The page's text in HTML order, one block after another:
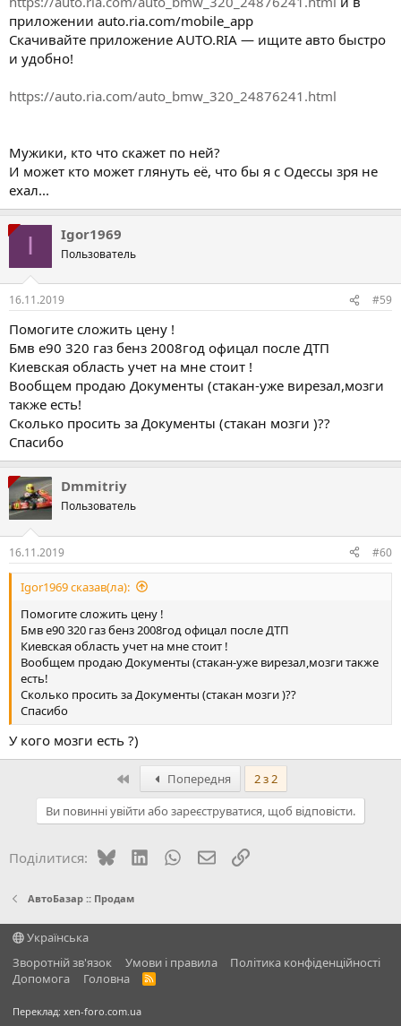
приложении auto.ria.com/mobile_app
Скачивайте приложение AUTO.RIA — ищите авто быстро
и удобно!
https://auto.ria.com/auto_bmw_320_24876241.html
Мужики, кто что скажет по ней?
И может кто может глянуть её, что бы я с Одессы зря не
ехал...
I Igor1969
Пользователь
16.11.2019 #59
Помогите сложить цену !
Бмв е90 320 газ бенз 2008год офицал после ДТП
Киевская область учет на мне стоит !
Вообщем продаю Документы (стакан-уже вирезал,мозги
также есть!
Сколько просить за Документы (стакан мозги )??
Спасибо
Dmmitriy
Пользователь
16.11.2019 #60
Igor1969 сказав(ла):
Помогите сложить цену !
Бмв е90 320 газ бенз 2008год офицал после ДТП
Киевская область учет на мне стоит !
Вообщем продаю Документы (стакан-уже вирезал,мозги также
есть!
Сколько просить за Документы (стакан мозги )??
Спасибо
У кого мозги есть ?)
ПершийПопередня
2 з 2
Ви повинні увійти або зареєструватися, щоб відповісти.
Поділитися: BlueskyLinkedInWhatsApp
E-mailПосилання
АвтоБазар :: Продам
Українська
Зворотній зв'язок
Умови і правила
Політика конфіденційності
Дoпoмoга
Головна
R
Переклад: xen-foro.com.ua